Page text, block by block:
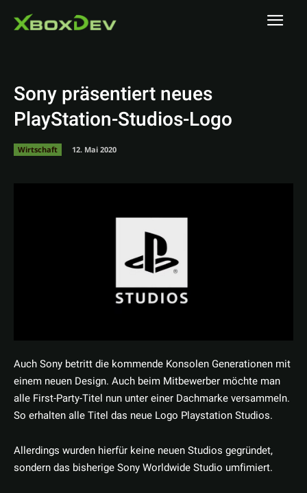
Sony präsentiert neues
PlayStation-Studios-Logo
Wirtschaft 12. Mai 2020
Auch Sony betritt die kommende Konsolen Generationen mit
einem neuen Design. Auch beim Mitbewerber möchte man
alle First-Party-Titel nun unter einer Dachmarke versammeln.
So erhalten alle Titel das neue Logo Playstation Studios.
Allerdings wurden hierfür keine neuen Studios gegründet,
sondern das bisherige Sony Worldwide Studio umfimiert.